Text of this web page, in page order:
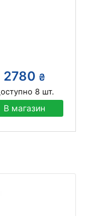
2780 ₴
8шт.
В магазин